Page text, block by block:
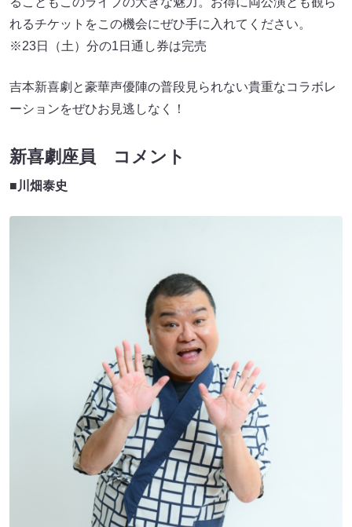
れるチケットをこの機会にぜひ手に入れてください。
※23日（土）分の1日通し券は完売
吉本新喜劇と豪華声優陣の普段見られない貴重なコラボレ
ーションをぜひお見逃しなく！
新喜劇座員 コメント
■川畑泰史